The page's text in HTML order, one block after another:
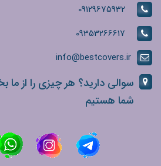
09129675932
09353266617
info@bestcovers.ir
سوالی دارید؟ هر چیزی را از ما
شما هستیم